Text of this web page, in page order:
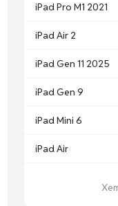
iPad Pro M1 2021
iPad Air 2
iPad Gen 11 2025
iPad Gen 9
iPad Mini 6
iPad Air